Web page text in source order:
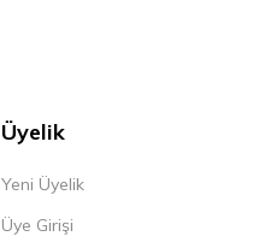
Üyelik
Yeni Üyelik
Üye Girişi